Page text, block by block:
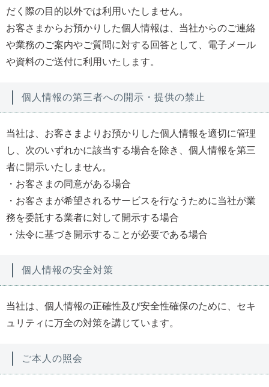
だく際の目的以外では利用いたしません。
お客さまからお預かりした個人情報は、当社からのご連絡
や業務のご案内やご質問に対する回答として、電子メール
や資料のご送付に利用いたします。
個人情報の第三者への開示・提供の禁止
当社は、お客さまよりお預かりした個人情報を適切に管理
し、次のいずれかに該当する場合を除き、個人情報を第三
者に開示いたしません。
・お客さまの同意がある場合
・お客さまが希望されるサービスを行なうために当社が業
務を委託する業者に対して開示する場合
・法令に基づき開示することが必要である場合
個人情報の安全対策
当社は、個人情報の正確性及び安全性確保のために、セキ
ュリティに万全の対策を講じています。
ご本人の照会